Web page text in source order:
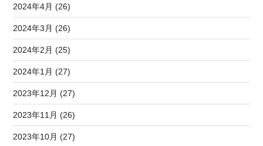
2024年4月 (26)
2024年3月 (26)
2024年2月 (25)
2024年1月 (27)
2023年12月 (27)
2023年11月 (26)
2023年10月 (27)